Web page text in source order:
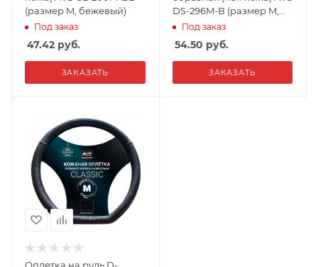
(размер M, бежевый)
Под заказ
47.42 руб.
ЗАКАЗАТЬ
DS-296M-B (размер M,
черный)
Под заказ
54.50 руб.
ЗАКАЗАТЬ
Оплетка на руль D-